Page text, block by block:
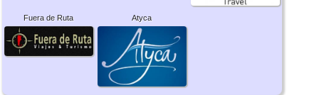
Fuera de Ruta Atyca